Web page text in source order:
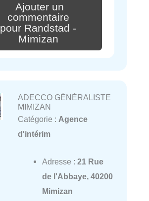
Ajouter un
commentaire
pour Randstad -
Mimizan
ADECCO GÉNÉRALISTE
MIMIZAN
Catégorie : Agence
d'intérim
Adresse : 21 Rue
de l'Abbaye, 40200
Mimizan